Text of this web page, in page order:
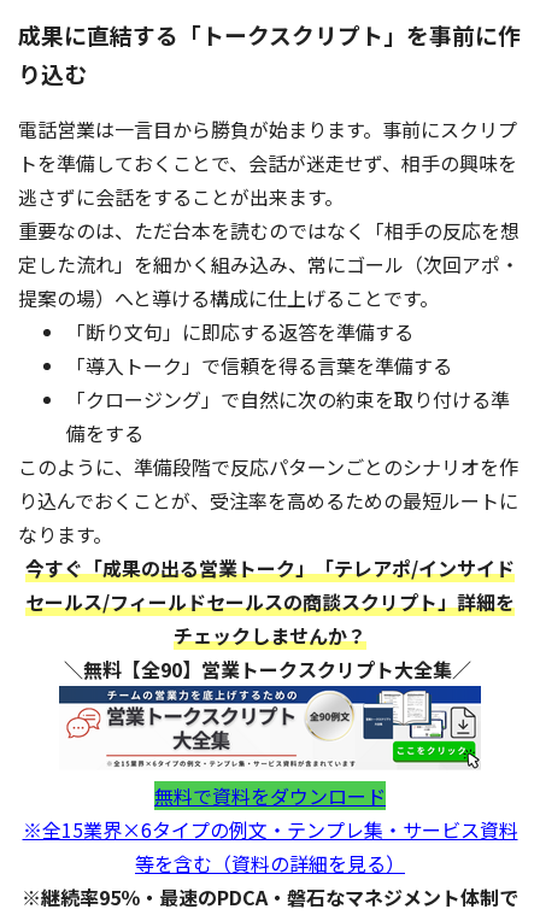
成果に直結する「トークスクリプト」を事前に作
り込む
電話営業は一言目から勝負が始まります。事前にスクリプ
トを準備しておくことで、会話が迷走せず、相手の興味を
逃さずに会話をすることが出来ます。
重要なのは、ただ台本を読むのではなく「相手の反応を想
定した流れ」を細かく組み込み、常にゴール（次回アポ・
提案の場）へと導ける構成に仕上げることです。
「断り文句」に即応する返答を準備する
「導入トーク」で信頼を得る言葉を準備する
「クロージング」で自然に次の約束を取り付ける準
備をする
このように、準備段階で反応パターンごとのシナリオを作
り込んでおくことが、受注率を高めるための最短ルートに
なります。
今すぐ「成果の出る営業トーク」「テレアポ/インサイド
セールス/フィールドセールスの商談スクリプト」詳細を
チェックしませんか？
＼無料【全90】営業トークスクリプト大全集／
無料で資料をダウンロード
※全15業界×6タイプの例文・テンプレ集・サービス資料
等を含む（資料の詳細を見る）
※継続率95％・最速のPDCA・磐石なマネジメント体制で